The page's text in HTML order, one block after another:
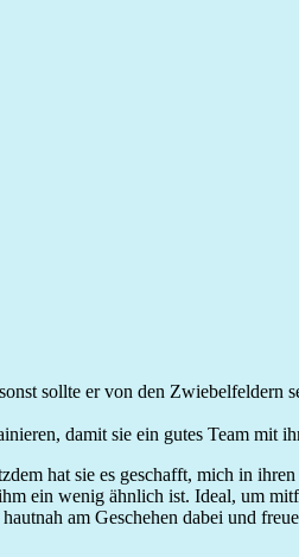
sollte er von den Zwiebelfeldern
damit sie ein gutes Team mit
hat sie es geschafft, mich in
ein wenig ähnlich ist. Ideal, um
am Geschehen dabei und